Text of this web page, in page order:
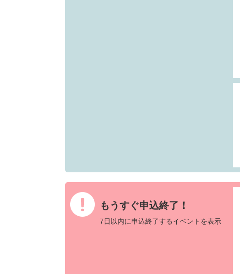
もうすぐ申込終了！
7日以内に申込終了するイベントを表示